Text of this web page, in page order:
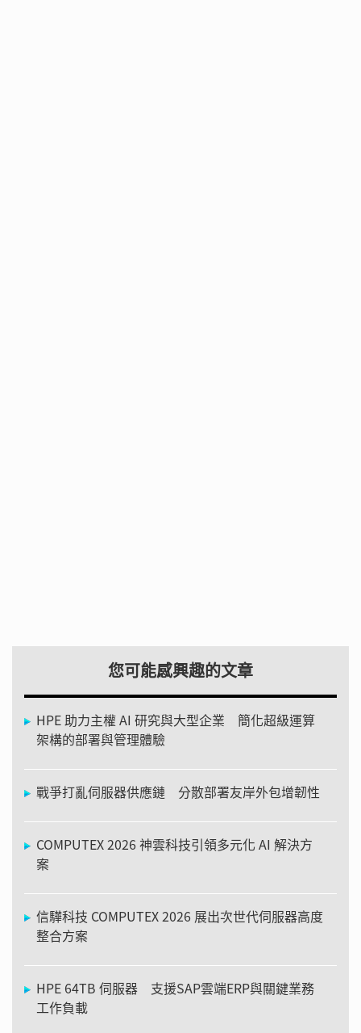
您可能感興趣的文章
HPE 助力主權 AI 研究與大型企業 簡化超級運算
架構的部署與管理體驗
戰爭打亂伺服器供應鏈 分散部署友岸外包增韌性
COMPUTEX 2026 神雲科技引領多元化 AI 解決方
案
信驊科技 COMPUTEX 2026 展出次世代伺服器高度
整合方案
HPE 64TB 伺服器 支援SAP雲端ERP與關鍵業務
工作負載